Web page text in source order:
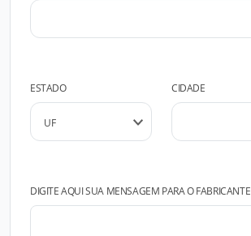
ESTADO CIDADE
DIGITE AQUI SUA MENSAGEM PARA O FABRICANTE